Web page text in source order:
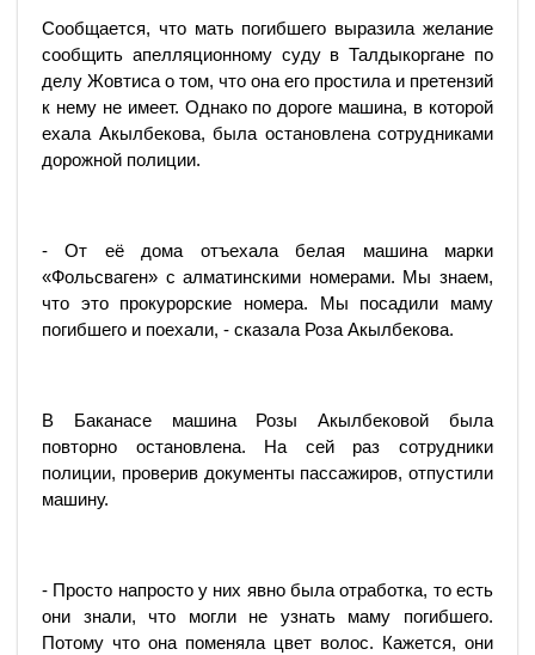
Сообщается, что мать погибшего выразила желание
сообщить апелляционному суду в Талдыкоргане по
делу Жовтиса о том, что она его простила и претензий
к нему не имеет. Однако по дороге машина, в которой
ехала Акылбекова, была остановлена сотрудниками
дорожной полиции.
- От её дома отъехала белая машина марки
«Фольсваген» с алматинскими номерами. Мы знаем,
что это прокурорские номера. Мы посадили маму
погибшего и поехали, - сказала Роза Акылбекова.
В Баканасе машина Розы Акылбековой была
повторно остановлена. На сей раз сотрудники
полиции, проверив документы пассажиров, отпустили
машину.
- Просто напросто у них явно была отработка, то есть
они знали, что могли не узнать маму погибшего.
Потому что она поменяла цвет волос. Кажется, они